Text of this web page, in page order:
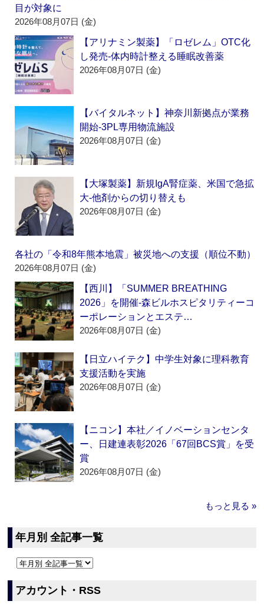
目が対象に
2026年08月07日 (金)
【アリナミン製薬】「ロゼレム」OTC化
し発売‐体内時計整える睡眠改善薬
2026年08月07日 (金)
【バイタルネット】神奈川新拠点が業務
開始‐3PL専用物流施設
2026年08月07日 (金)
【大塚製薬】新規IgA腎症薬、米国で急拡
大‐他剤からの切り替えも
2026年08月07日 (金)
各社の「令和8年熊本地震」被災地への支援（順位不動）
2026年08月07日 (金)
【西川】「SUMMER BREATHING
2026」を開催‐森ビルホスピタリティーコ
ーポレーションとエステ…
2026年08月07日 (金)
【日立ハイテク】中学生対象に理科教育
支援活動を実施
2026年08月07日 (金)
【ニコン】本社／イノベーションセンタ
ー、日建連表彰2026「67回BCS賞」を受
賞
2026年08月07日 (金)
もっと見る »
年月別 全記事一覧
アカウント・RSS